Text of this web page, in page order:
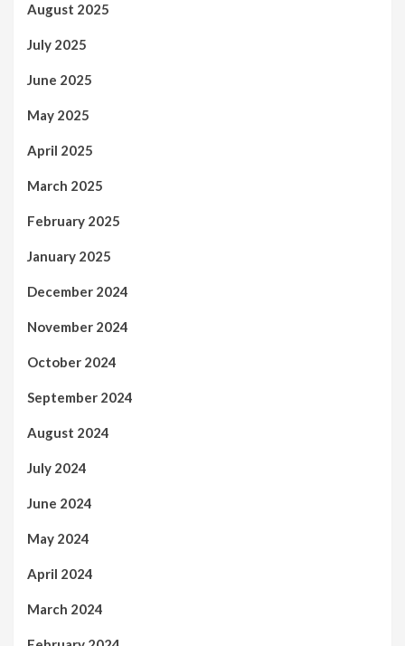
August 2025
July 2025
June 2025
May 2025
April 2025
March 2025
February 2025
January 2025
December 2024
November 2024
October 2024
September 2024
August 2024
July 2024
June 2024
May 2024
April 2024
March 2024